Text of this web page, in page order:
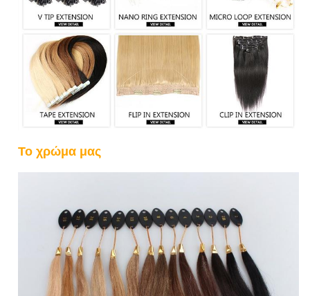
Το χρώμα μας